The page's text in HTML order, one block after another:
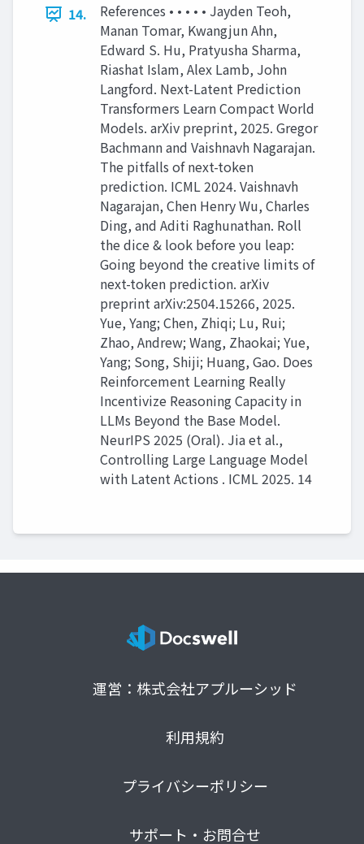
14.
References • • • • • Jayden Teoh,
Manan Tomar, Kwangjun Ahn,
Edward S. Hu, Pratyusha Sharma,
Riashat Islam, Alex Lamb, John
Langford. Next-Latent Prediction
Transformers Learn Compact World
Models. arXiv preprint, 2025. Gregor
Bachmann and Vaishnavh Nagarajan.
The pitfalls of next-token
prediction. ICML 2024. Vaishnavh
Nagarajan, Chen Henry Wu, Charles
Ding, and Aditi Raghunathan. Roll
the dice & look before you leap:
Going beyond the creative limits of
next-token prediction. arXiv
preprint arXiv:2504.15266, 2025.
Yue, Yang; Chen, Zhiqi; Lu, Rui;
Zhao, Andrew; Wang, Zhaokai; Yue,
Yang; Song, Shiji; Huang, Gao. Does
Reinforcement Learning Really
Incentivize Reasoning Capacity in
LLMs Beyond the Base Model.
NeurIPS 2025 (Oral). Jia et al.,
Controlling Large Language Model
with Latent Actions . ICML 2025. 14
運営：株式会社アプルーシッド
利用規約
プライバシーポリシー
サポート・お問合せ